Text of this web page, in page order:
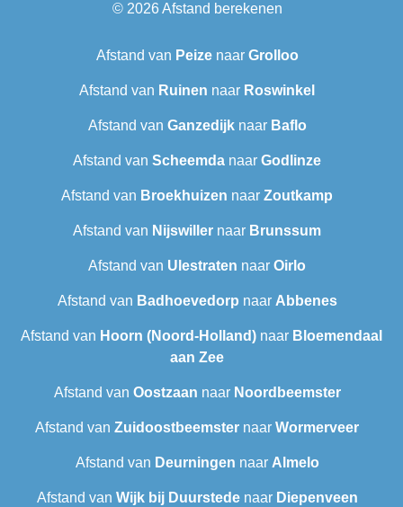
© 2026Afstand berekenen
Afstand van Peizenaar Grolloo
Afstand van Ruinen naar Roswinkel
Afstand van Ganzedijknaar Baflo
Afstand van Scheemda naar Godlinze
Afstand van Broekhuizen naar Zoutkamp
Afstand van Nijswiller naar Brunssum
Afstand van Ulestraten naar Oirlo
Afstand van Badhoevedorp naar Abbenes
Afstand van Hoorn (Noord-Holland) naar Bloemendaal
aan Zee
Afstand van Oostzaan naar Noordbeemster
Afstand van Zuidoostbeemster naar Wormerveer
Afstand van Deurningen naar Almelo
Afstand van Wijk bij Duurstedenaar Diepenveen